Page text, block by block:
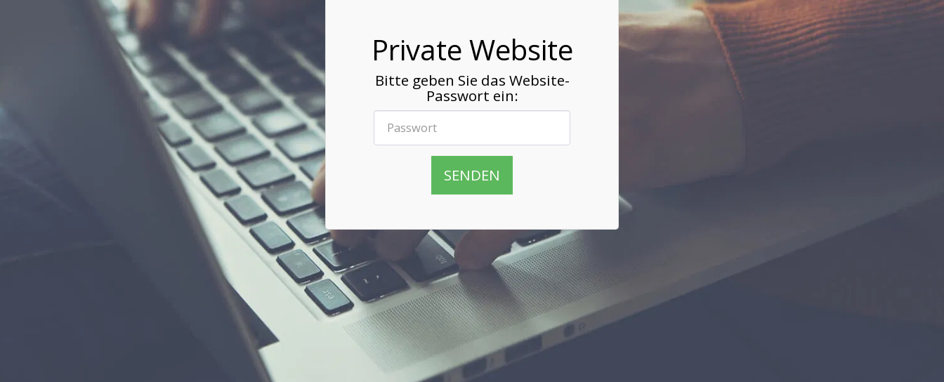
Private Website
Bitte geben Sie das Website-
Passwort ein:
SENDEN